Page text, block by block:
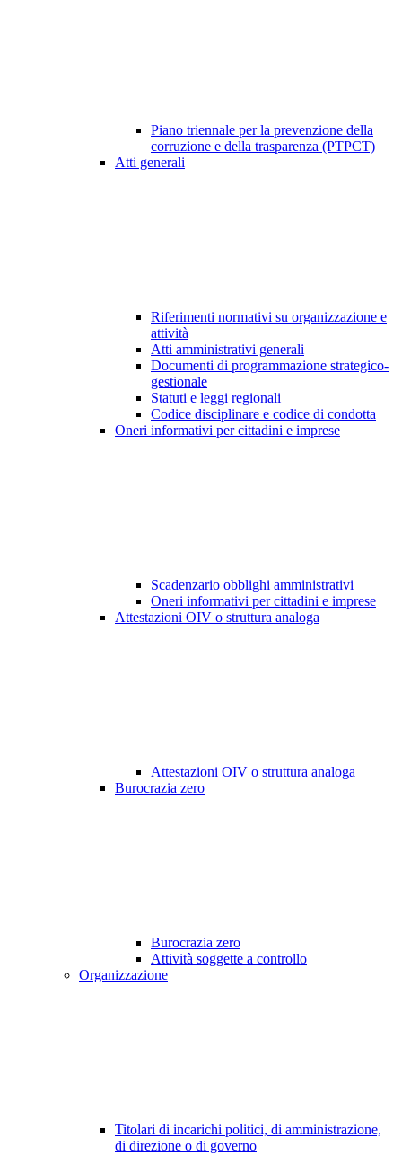
Piano triennale per la prevenzione della
corruzione e della trasparenza (PTPCT)
Atti generali
Riferimenti normativi su organizzazione e
attività
Atti amministrativi generali
Documenti di programmazione strategico-
gestionale
Statuti e leggi regionali
Codice disciplinare e codice di condotta
Oneri informativi per cittadini e imprese
Scadenzario obblighi amministrativi
Oneri informativi per cittadini e imprese
Attestazioni OIV o struttura analoga
Attestazioni OIV o struttura analoga
Burocrazia zero
Burocrazia zero
Attività soggette a controllo
Organizzazione
Titolari di incarichi politici, di amministrazione,
di direzione o di governo